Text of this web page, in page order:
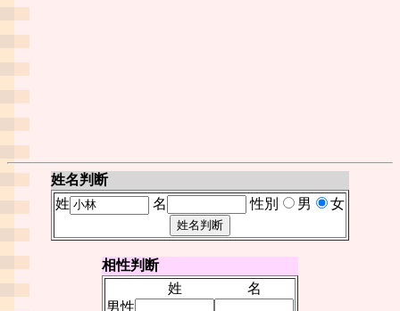
姓名判断
姓
名 性別 男 女
相性判断
姓
名
男性